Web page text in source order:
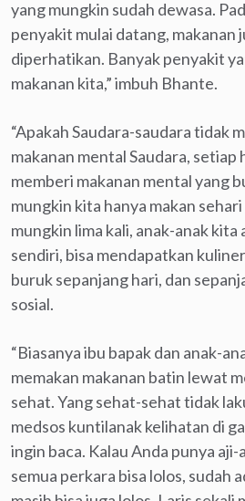
yang mungkin sudah dewasa.
penyakit mulai datang, makanan
diperhatikan. Banyak penyakit
makanan kita,” imbuh Bhante.
“Apakah Saudara-saudara tidak
makanan mental Saudara, setiap
memberi makanan mental yang
mungkin kita hanya makan
mungkin lima kali, anak-anak kita
sendiri, bisa mendapatkan
buruk sepanjang hari, dan
sosial.
“Biasanya ibu bapak dan anak-
memakan makanan batin lewat
sehat. Yang sehat-sehat tidak
medsos kuntilanak kelihatan di
ingin baca. Kalau Anda punya
semua perkara bisa lolos, sudah